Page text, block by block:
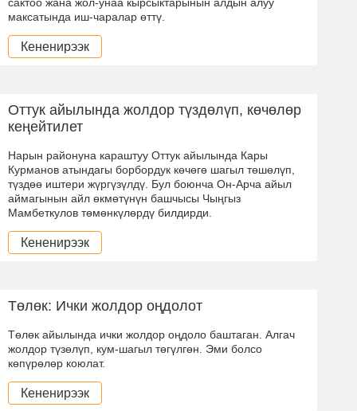
максатында иш-чаралар өттү.
Кененирээк
Оттук айылында жолдор түздөлүп, көчөлөр
кеңейтилет
Нарын районуна караштуу Оттук айылында Кары
Курманов атындагы борбордук көчөгө шагыл төшөлүп,
түздөө иштери жүргүзүлдү. Бул боюнча Он-Арча айыл
аймагынын айл өкмөтүнүн башчысы Чыңгыз
Мамбеткулов төмөнкүлөрдү билдирди.
Кененирээк
Төлөк: Ички жолдор оңдолот
Төлөк айылында ички жолдор оңдоло баштаган. Алгач
жолдор түзөлүп, кум-шагыл төгүлгөн. Эми болсо
көпүрөлөр коюлат.
Кененирээк